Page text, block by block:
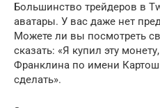
Большинство трейдеров в
аватары. У вас даже нет
Можете ли вы посмотреть
сказать: «Я купил эту
Франклина по имени
сделать».